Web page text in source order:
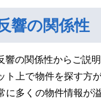
響の関係性
響の関係性からご説明
ト上で物件を探す方
に多くの物件情報が